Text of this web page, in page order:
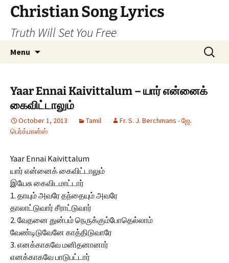
Skip
content
Christian Song Lyrics
Truth Will Set You Free
Menu
Search
for:
Yaar Ennai Kaivittalum – யார் என்னைக்
கைவிட்டாலும்
October 1, 2013 Tamil
Fr. S. J. Berchmans - ஜே.
பெர்க்மான்ஸ்
Yaar Ennai Kaivittalum
யார் என்னைக் கைவிட்டாலும்
இயேசு கைவிடமாட்டார்
1. தாயும் அவரே தந்தையும் அவரே
தாலாட்டுவார் சீராட்டுவார்
2. வேதனை துன்பம் நெருக்கும்போதெல்லாம்
வேண்டிடுவேனே காத்திடுவாரே
3. எனக்காகவே மனிதனானார்
எனக்காகவே பாடுபட்டார்